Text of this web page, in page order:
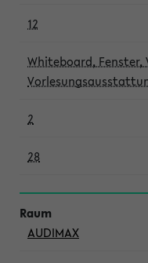
12
Whiteboard, Fenster,
2
28
AUDIMAX